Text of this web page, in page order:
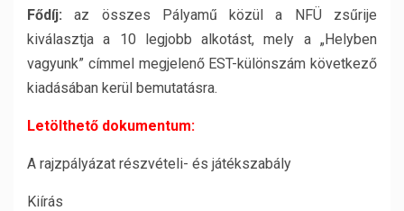
Fődíj: az összes Pályamű közül a NFÜ zsűrije
kiválasztja a 10 legjobb alkotást, mely a „Helyben
vagyunk” címmel megjelenő EST-különszám következő
kiadásában kerül bemutatásra.
Letölthető dokumentum:
A rajzpályázat részvételi- és játékszabály
Kiírás